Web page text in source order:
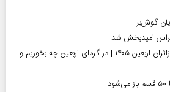
گوش‌بر
امیدبخش شد
توصیه‌های تغذیه‌ای برای زائران اربعین ۱۴۰۵ | در گرمای اربعین چه بخوریم و